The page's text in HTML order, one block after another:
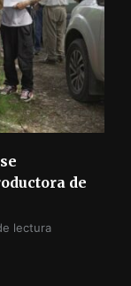
de
lectura